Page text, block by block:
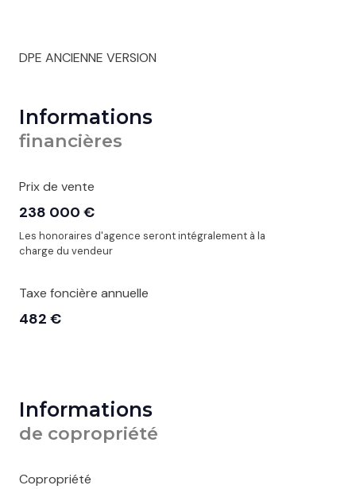
DPE ANCIENNE VERSION
Informations
financières
Prix de vente
238 000 €
Les honoraires d'agence seront intégralement à la
charge du vendeur
Taxe foncière annuelle
482 €
Informations
de copropriété
Copropriété